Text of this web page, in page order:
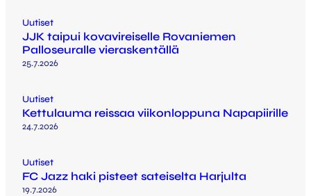
Uutiset
JJK taipui kovavireiselle Rovaniemen
Palloseuralle vieraskentällä
25.7.2026
Uutiset
Kettulauma reissaa viikonloppuna Napapiirille
24.7.2026
Uutiset
FC Jazz haki pisteet sateiselta Harjulta
19.7.2026